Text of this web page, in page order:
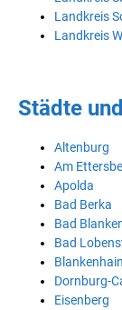
Landkreis
Landkreis
Städte
Altenburg
Am
Apolda
Bad Berka
Bad
Bad
Blankenhain
Dornburg-
Eisenberg